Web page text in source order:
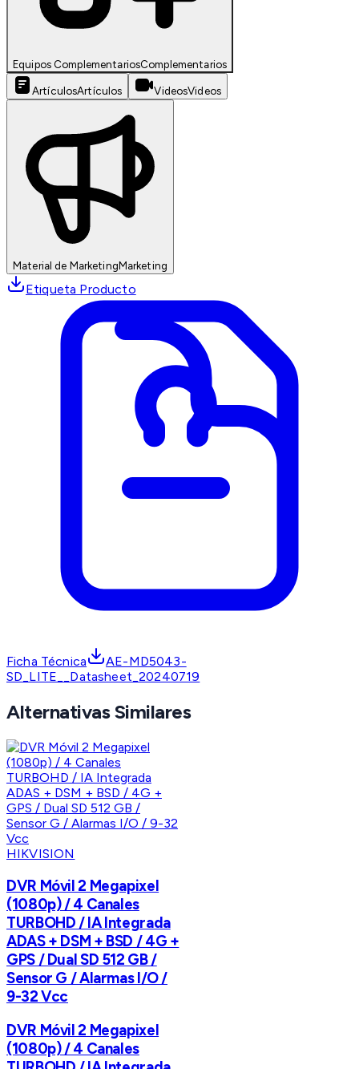
Equipos ComplementariosComplementarios
ArtículosArtículos VideosVideos
Material de MarketingMarketing
Etiqueta Producto
Ficha Técnica
AE-MD5043-
SD_LITE__Datasheet_20240719
Alternativas Similares
HIKVISION
DVR Móvil 2 Megapixel
(1080p) / 4 Canales
TURBOHD / IA Integrada
ADAS + DSM + BSD / 4G +
GPS / Dual SD 512 GB /
Sensor G / Alarmas I/O /
9-32 Vcc
DVR Móvil 2 Megapixel
(1080p) / 4 Canales